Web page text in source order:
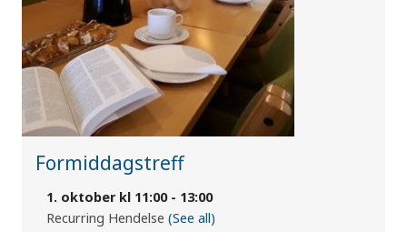
Formiddagstreff
1. oktober kl 11:00- 13:00
Recurring Hendelse (See all)